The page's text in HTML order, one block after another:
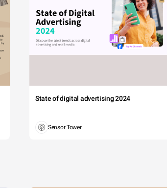
State of digital advertising 2024
Sensor Tower